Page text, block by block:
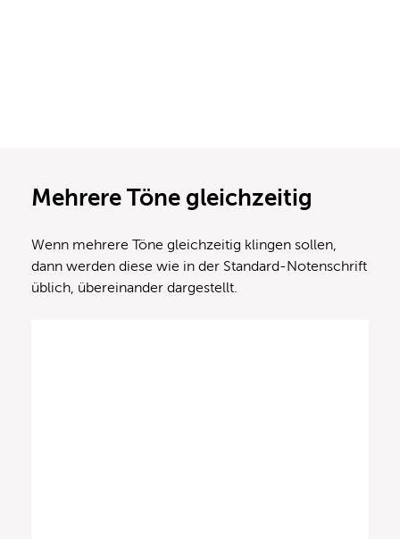
Mehrere Töne gleichzeitig
Wenn mehrere Töne gleichzeitig klingen sollen,
dann werden diese wie in der Standard-Notenschrift
üblich, übereinander dargestellt.